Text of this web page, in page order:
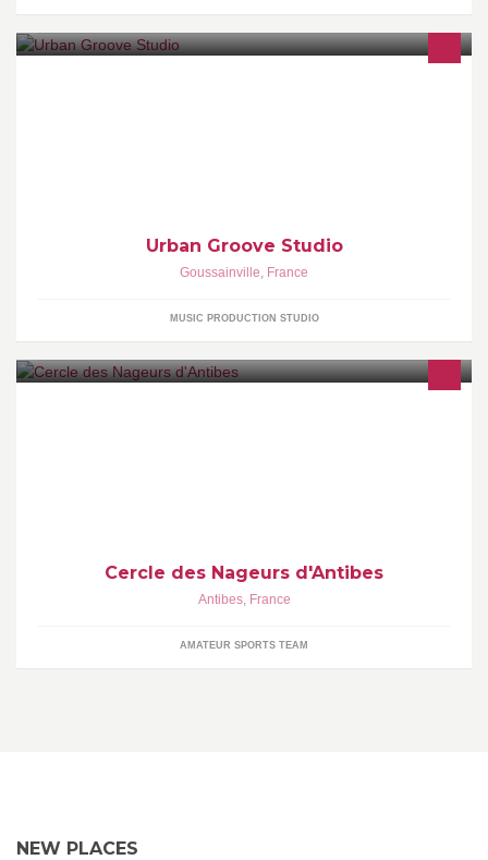
Urban Groove Studio
Goussainville, France
MUSIC PRODUCTION STUDIO
Cercle des Nageurs d'Antibes
Antibes, France
AMATEUR SPORTS TEAM
NEW PLACES